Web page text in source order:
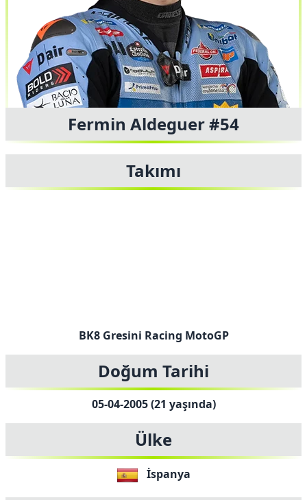
Fermin Aldeguer #54
Takımı
BK8 Gresini Racing MotoGP
Doğum Tarihi
05-04-2005 (21 yaşında)
Ülke
İspanya